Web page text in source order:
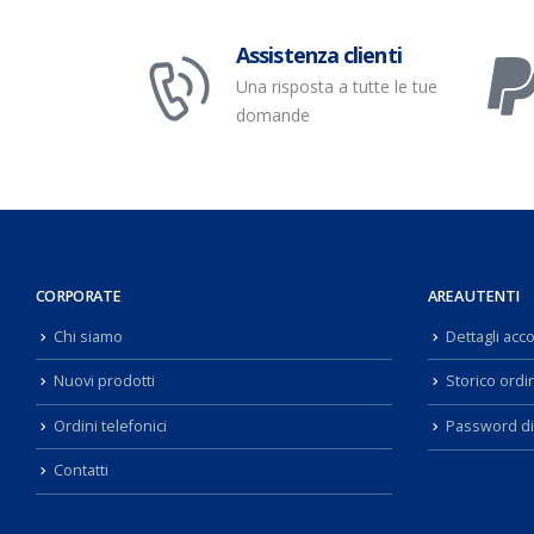
Assistenza clienti
Una risposta a tutte le tue
domande
CORPORATE
Chi siamo
Nuovi prodotti
Ordini telefonici
Contatti
AREA UTENTI
Dettagli
Storico
Password